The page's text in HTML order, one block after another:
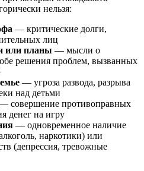
нельзя:
— критические долги,
лиц
или планы — мысли о
решения проблем, вызванных
— угроза развода, разрыва
над детьми
совершение противоправных
денег на игру
— одновременное наличие
наркотики) или
(депрессия, тревожные